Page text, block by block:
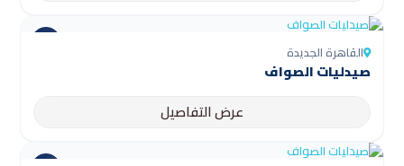
القاهرة الجديدة
صيدليات الصواف
عرض التفاصيل